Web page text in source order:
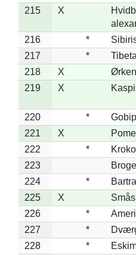
215
X
216
*
217
*
218
X
219
X
220 *
221
X
222
*
223
224
*
225
X
226
*
227
*
228
*